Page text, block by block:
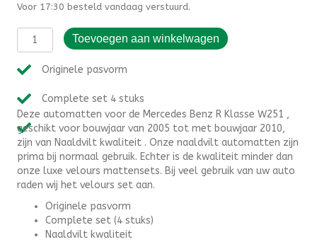
Voor 17:30 besteld vandaag verstuurd.
Automatten
Mercedes
Klasse
(2005-
2010)
-
Naaldvilt
aantal
Toevoegen aan winkelwagen
Originele pasvorm
Complete set 4 stuks
Deze automatten voor de Mercedes Benz R Klasse W251 ,
geschikt voor bouwjaar van 2005 tot met bouwjaar 2010,
zijn van Naaldvilt kwaliteit . Onze naaldvilt automatten zijn
prima bij normaal gebruik. Echter is de kwaliteit minder dan
onze luxe velours mattensets. Bij veel gebruik van uw auto
raden wij het velours set aan.
Originele pasvorm
Complete set (4 stuks)
Naaldvilt kwaliteit